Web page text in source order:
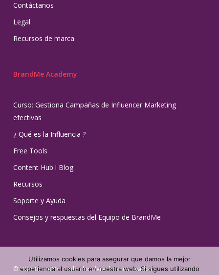
Contáctanos
Legal
Recursos de marca
BrandMe Academy
Curso: Gestiona Campañas de Influencer Marketing
efectivas
¿ Qué es la Influencia ?
Free Tools
Content Hub l Blog
Recursos
Soporte y Ayuda
Consejos y respuestas del Equipo de BrandMe
© 2026 BrandMe. Todos los derechos reservados.
Utilizamos cookies para asegurar que damos la mejor
experiencia al usuario en nuestra web. Si sigues utilizando